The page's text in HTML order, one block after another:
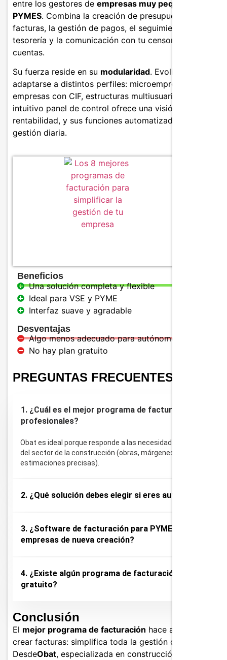
entre los gestores de empresas muy pequeñas y
PYMES. Combina la creación de presupuestos y
facturas, la gestión de pagos, el seguimiento de la
tesorería y la comunicación con tu censor jurado de
cuentas.
Su fuerza reside en su modularidad. Evoliz puede
adaptarse a distintos perfiles: microempresarios,
empresas con CIF, estructuras multiusuario, etc. Su
intuitivo panel de control ofrece una visión clara de la
rentabilidad, y sus funciones automatizadas facilitan la
gestión diaria.
Beneficios
Una solución completa y flexible
Ideal para VSE y PYME
Interfaz suave y agradable
Desventajas
Algo menos adecuado para autónomos
No hay plan gratuito
PREGUNTAS FRECUENTES
1. ¿Cuál es el mejor programa de facturación para
profesionales?
Obat es ideal porque responde a las necesidades específicas
del sector de la construcción (obras, márgenes,
estimaciones precisas).
2. ¿Qué solución debes elegir si eres autónomo?
3. ¿Software de facturación para PYMES y
empresas de nueva creación?
4. ¿Existe algún programa de facturación
gratuito?
Conclusión
El mejor programa de facturación hace algo más que
crear facturas: simplifica toda la gestión de tu empresa.
DesdeObat, especializada en construcción e ingeniería